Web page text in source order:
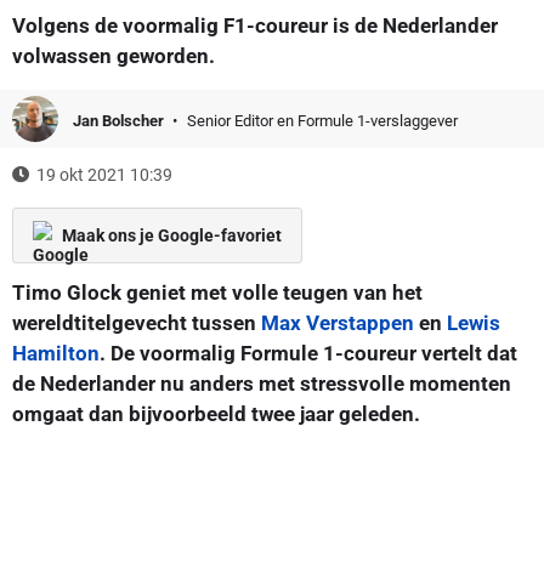
Volgens de voormalig F1-coureur is de Nederlander
volwassen geworden.
Jan Bolscher Senior Editor en Formule 1-verslaggever
19 okt 2021 10:39
Maak ons je Google-favoriet
Timo Glock geniet met volle teugen van het
wereldtitelgevecht tussen Max Verstappen en Lewis
Hamilton. De voormalig Formule 1-coureur vertelt dat
de Nederlander nu anders met stressvolle momenten
omgaat dan bijvoorbeeld twee jaar geleden.